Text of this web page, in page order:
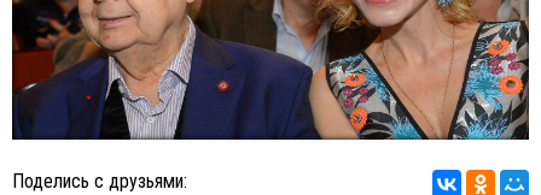
Поделись с друзьями: